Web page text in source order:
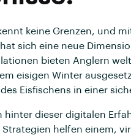
keine Grenzen, und
sich eine neue
bieten Anglern
eisigen Winter
Eisfischens in einer
hinter dieser digitalen
helfen einem,